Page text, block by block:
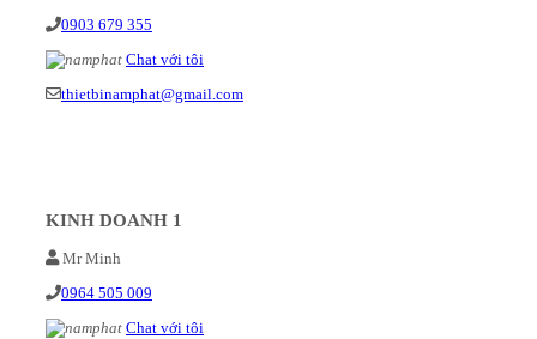
0903 679 355
Chat với tôi
thietbinamphat@gmail.com
KINH DOANH 1
Mr Minh
0964 505 009
Chat với tôi